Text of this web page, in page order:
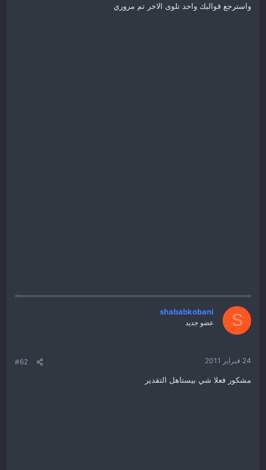
واسترجع قوالبك واحد تلوى الاخر تم مروري
S
shababkobani
عضو جديد
24 فبراير 2011 #62
مشكور فعلا شي بيستاهل التقدير